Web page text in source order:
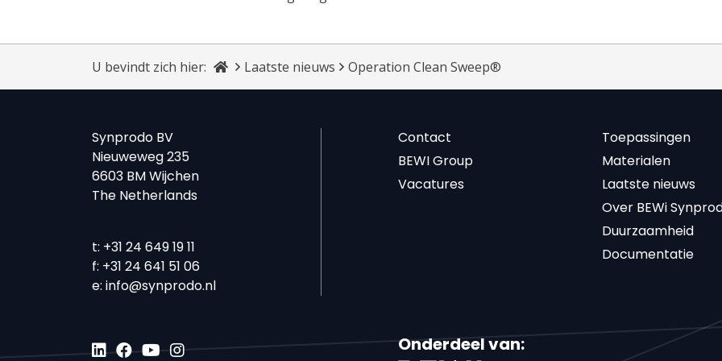
U bevindt zich hier: Laatste nieuws Operation Clean Sweep®
Synprodo BV
Nieuweweg 235
6603 BM Wijchen
The Netherlands
t: +31 24 649 19 11
f: +31 24 641 51 06
e: info@synprodo.nl
Contact
BEWI Group
Vacatures
Toepassingen
Materialen
Laatste nieuws
Over BEWi
Duurzaamheid
Documentatie
Onderdeel van: